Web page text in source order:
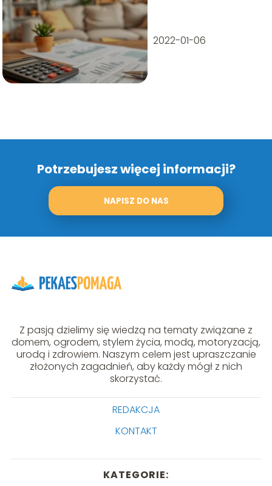
podatku
2022-01-06
Potrzebujesz więcej informacji?
NAPISZ DO NAS
Z pasją dzielimy się wiedzą na tematy związane z
domem, ogrodem, stylem życia, modą, motoryzacją,
urodą i zdrowiem. Naszym celem jest upraszczanie
złożonych zagadnień, aby każdy mógł z nich
skorzystać.
REDAKCJA
KONTAKT
KATEGORIE: